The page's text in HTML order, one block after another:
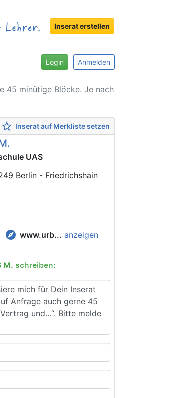
Inserat erstellen
Login Anmelden
45 minütige Blöcke. Je nach
star_border Inserat auf Merkliste setzen
UAS
Berlin - Friedrichshain
explore www.urb... anzeigen
M. schreiben: